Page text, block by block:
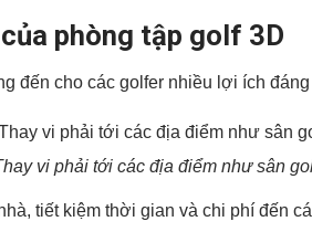
phòng tập golf 3D
đến cho các golfer nhiều lợi ích đáng
vi phải tới các địa điểm như sân
tiết kiệm thời gian và chi phí đến